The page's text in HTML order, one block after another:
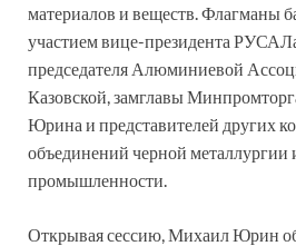
материалов и веществ. Флагманы
участием вице-президента
председателя Алюминиевой
Казовской, замглавы
Юрина и представителей других
объединений черной металлургии
промышленности.
Открывая сессию, Михаил Юрин